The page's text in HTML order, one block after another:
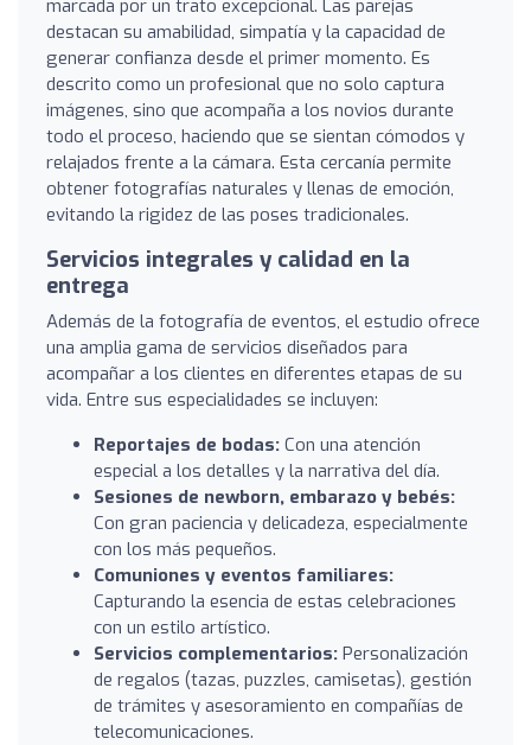
marcada por un trato excepcional. Las parejas
destacan su amabilidad, simpatía y la capacidad de
generar confianza desde el primer momento. Es
descrito como un profesional que no solo captura
imágenes, sino que acompaña a los novios durante
todo el proceso, haciendo que se sientan cómodos y
relajados frente a la cámara. Esta cercanía permite
obtener fotografías naturales y llenas de emoción,
evitando la rigidez de las poses tradicionales.
Servicios integrales y calidad en la
entrega
Además de la fotografía de eventos, el estudio ofrece
una amplia gama de servicios diseñados para
acompañar a los clientes en diferentes etapas de su
vida. Entre sus especialidades se incluyen:
Reportajes de bodas: Con una atención
especial a los detalles y la narrativa del día.
Sesiones de newborn, embarazo y bebés:
Con gran paciencia y delicadeza, especialmente
con los más pequeños.
Comuniones y eventos familiares:
Capturando la esencia de estas celebraciones
con un estilo artístico.
Servicios complementarios: Personalización
de regalos (tazas, puzzles, camisetas), gestión
de trámites y asesoramiento en compañías de
telecomunicaciones.